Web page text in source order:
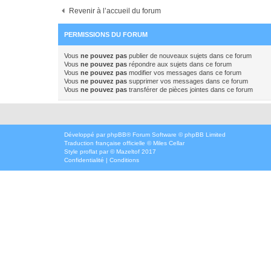
Revenir à l’accueil du forum
PERMISSIONS DU FORUM
Vous ne pouvez pas publier de nouveaux sujets dans ce forum
Vous ne pouvez pas répondre aux sujets dans ce forum
Vous ne pouvez pas modifier vos messages dans ce forum
Vous ne pouvez pas supprimer vos messages dans ce forum
Vous ne pouvez pas transférer de pièces jointes dans ce forum
Développé par phpBB® Forum Software © phpBB Limited
Traduction française officielle ©Miles Cellar
Style proflat par ©Mazeltof 2017
Confidentialité | Conditions